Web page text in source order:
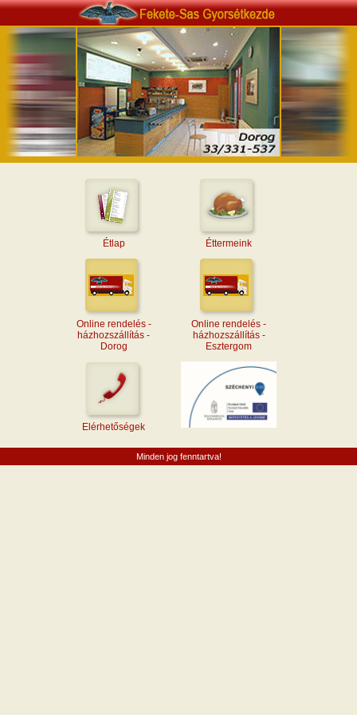
Étlap Éttermeink
Online rendelés -
házhozszállítás -
Dorog
Online rendelés -
házhozszállítás -
Esztergom
Elérhetőségek
Minden jog fenntartva!